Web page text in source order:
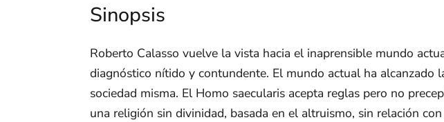
Sinopsis
Roberto Calasso vuelve la vista hacia el inaprensible mundo
diagnóstico nítido y contundente. El mundo actual ha alcanzado
sociedad misma. El Homo saecularis acepta reglas pero no
una religión sin divinidad, basada en el altruismo, sin relación